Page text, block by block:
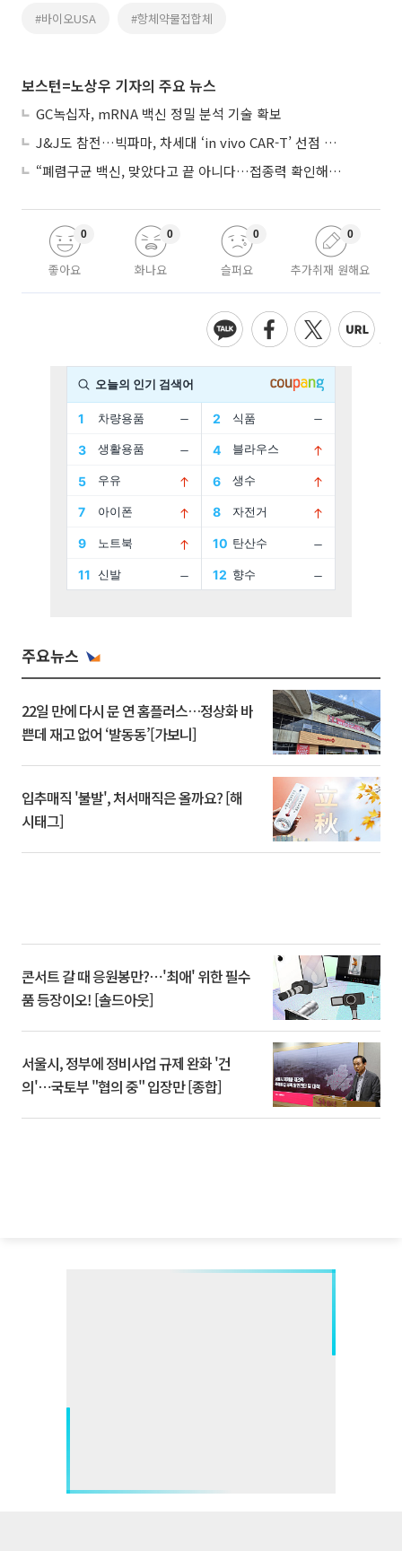
#바이오USA #항체약물접합체
보스턴=노상우 기자의 주요 뉴스
GC녹십자, mRNA 백신 정밀 분석 기술 확보
J&J도 참전…빅파마, 차세대 ‘in vivo CAR-T’ 선점 경쟁 본격화
“폐렴구균 백신, 맞았다고 끝 아니다…접종력 확인해야”
좋아요
0
화나요
0
슬퍼요
0
추가취재 원해요
0
주요뉴스
22일 만에 다시 문 연 홈플러스…정상화 바
쁜데 재고 없어 ‘발동동’[가보니]
입추매직 '불발', 처서매직은 올까요? [해
시태그]
콘서트 갈 때 응원봉만?⋯'최애' 위한 필수
품 등장이오! [솔드아웃]
서울시, 정부에 정비사업 규제 완화 '건
의'⋯국토부 "협의 중" 입장만 [종합]